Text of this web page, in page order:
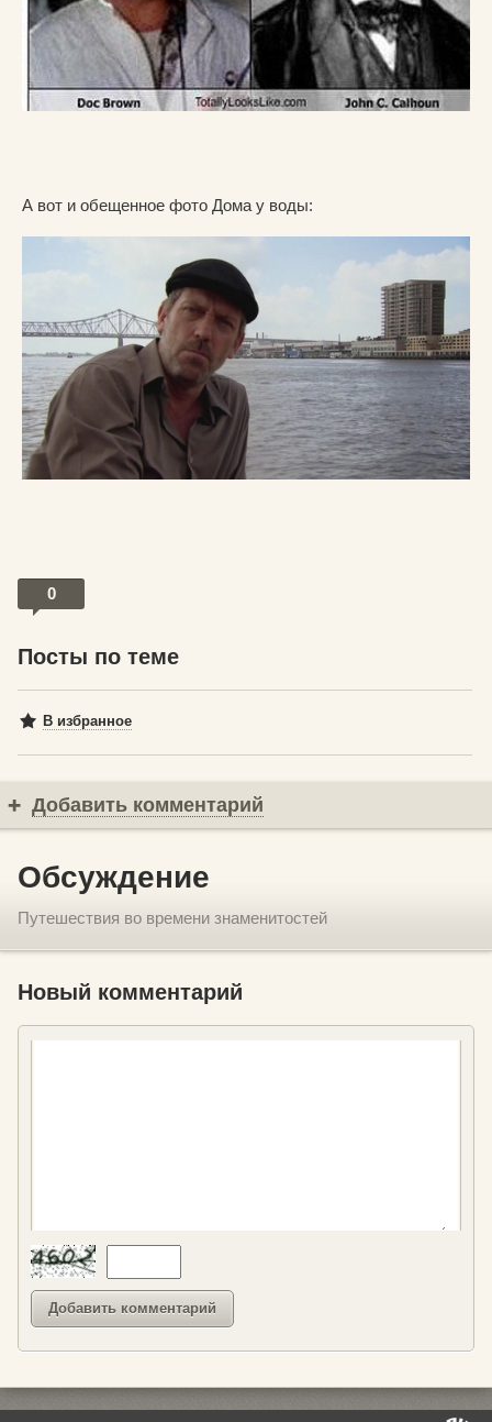
А вот и обещенное фото Дома у воды:
0
Посты по теме
В избранное
Добавить комментарий
Обсуждение
Путешествия во времени знаменитостей
Новый комментарий